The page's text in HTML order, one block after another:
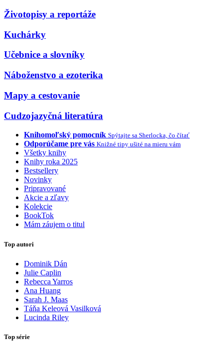
Životopisy a reportáže
Kuchárky
Učebnice a slovníky
Náboženstvo a ezoterika
Mapy a cestovanie
Cudzojazyčná literatúra
Knihomoľský pomocník Spýtajte sa Sherlocka, čo čítať
Odporúčame pre vás Knižné tipy ušité na mieru vám
Všetky knihy
Knihy roka 2025
Bestsellery
Novinky
Pripravované
Akcie a zľavy
Kolekcie
BookTok
Mám záujem o titul
Top autori
Dominik Dán
Julie Caplin
Rebecca Yarros
Ana Huang
Sarah J. Maas
Táňa Keleová Vasilková
Lucinda Riley
Top série